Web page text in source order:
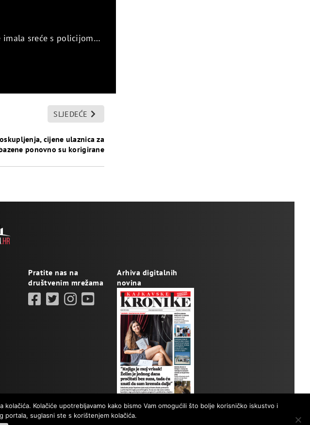
imala sreće s policijom…
SLJEDEĆE
cijene ulaznica za
ponovno su korigirane
Pratite nas na
društvenim mrežama
Arhiva digitalnih
novina
Kolačiće upotrebljavamo kako bismo Vam omogućili što bolje korisničko iskustvo i
portala, suglasni ste s korištenjem kolačića.